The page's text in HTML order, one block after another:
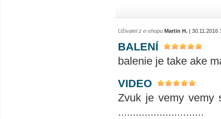
Uživatel z e-shopu Martin H. | 30.11.2016
BALENÍ
balenie je take ake
VIDEO
Zvuk je vemy vemy
.............................